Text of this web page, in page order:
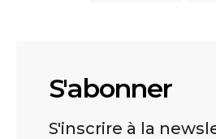
S'abonner
S'inscrire à la